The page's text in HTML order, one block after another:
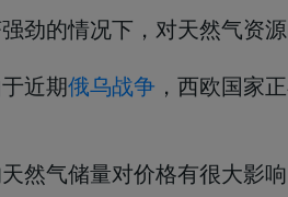
强劲的情况下，对天然气资
近期俄乌战争 ，西欧国家
然气储量对价格有很大影